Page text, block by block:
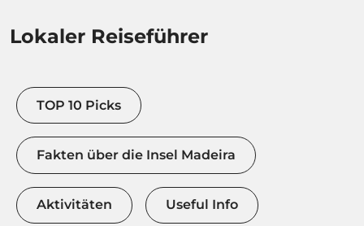
Lokaler Reiseführer
TOP 10 Picks
Fakten über die Insel Madeira
Aktivitäten Useful Info